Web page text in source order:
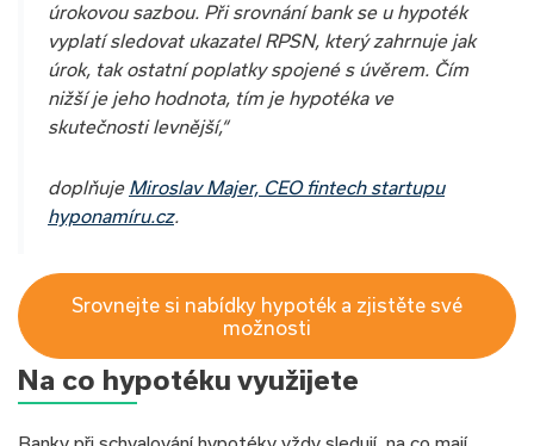
úrokovou sazbou. Při srovnání bank se u hypoték
vyplatí sledovat ukazatel RPSN, který zahrnuje jak
úrok, tak ostatní poplatky spojené s úvěrem. Čím
nižší je jeho hodnota, tím je hypotéka ve
skutečnosti levnější,“
doplňuje Miroslav Majer, CEO fintech startupu
hyponamíru.cz.
Srovnejte si nabídky hypoték a zjistěte své
možnosti
Na co hypotéku využijete